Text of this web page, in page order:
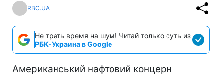
RBC.UA
Не трать время на шум! Читай только суть из
РБК-Украина в Google
Американський нафтовий концерн